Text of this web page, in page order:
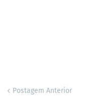
Postagem Anterior